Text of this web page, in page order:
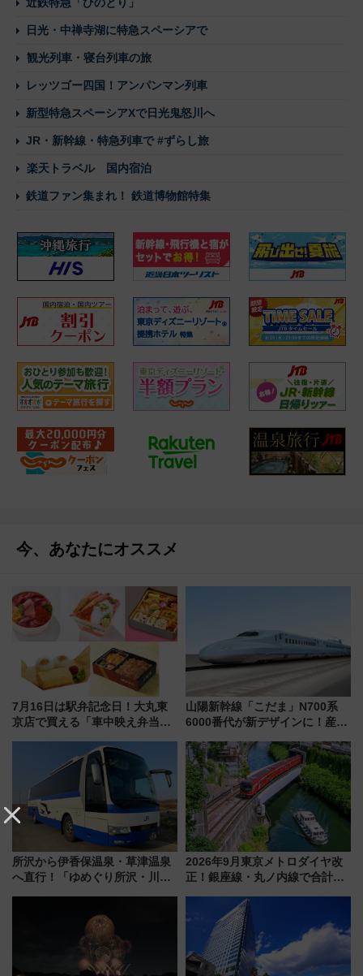
日光・中禅寺湖に特急スペーシアで
観光列車・寝台列車の旅
レッツゴー四国！アンパンマン列車
新型特急スペーシアXで日光鬼怒川へ
JR・新幹線・特急列車で #ずらし旅
楽天トラベル 国内宿泊
鉄道ファン集まれ！ 鉄道博物館特集
今、あなたにオススメ
7月16日は駅弁記念日！大丸東
京店で買える「車中映え弁当」
山陽新幹線「こだま」N700系
6000番代が新デザインに！産学
用は今冬から
所沢から伊香保温泉・草津温泉
へ直行！「ゆめぐり所沢・川越
2026年9月東京メトロダイヤ改
正！銀座線・丸ノ内線で合計